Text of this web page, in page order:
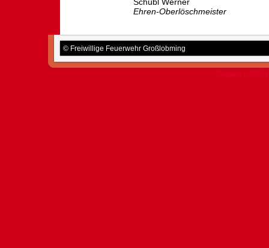
Ehren-Oberlöschmeister
© Freiwillige Feuerwehr Großlobming